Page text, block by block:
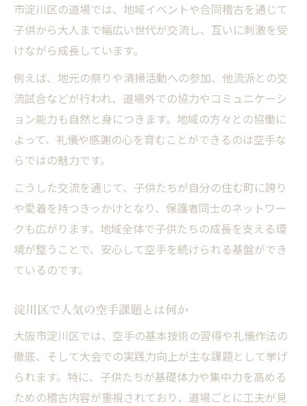
市淀川区の道場では、地域イベントや合同稽古を通じて
子供から大人まで幅広い世代が交流し、互いに刺激を受
けながら成長しています。
例えば、地元の祭りや清掃活動への参加、他流派との交
流試合などが行われ、道場外での協力やコミュニケーシ
ョン能力も自然と身につきます。地域の方々との協働に
よって、礼儀や感謝の心を育むことができるのは空手な
らではの魅力です。
こうした交流を通じて、子供たちが自分の住む町に誇り
や愛着を持つきっかけとなり、保護者同士のネットワー
クも広がります。地域全体で子供たちの成長を支える環
境が整うことで、安心して空手を続けられる基盤ができ
ているのです。
淀川区で人気の空手課題とは何か
大阪市淀川区では、空手の基本技術の習得や礼儀作法の
徹底、そして大会での実践力向上が主な課題として挙げ
られます。特に、子供たちが基礎体力や集中力を高める
ための稽古内容が重視されており、道場ごとに工夫が見